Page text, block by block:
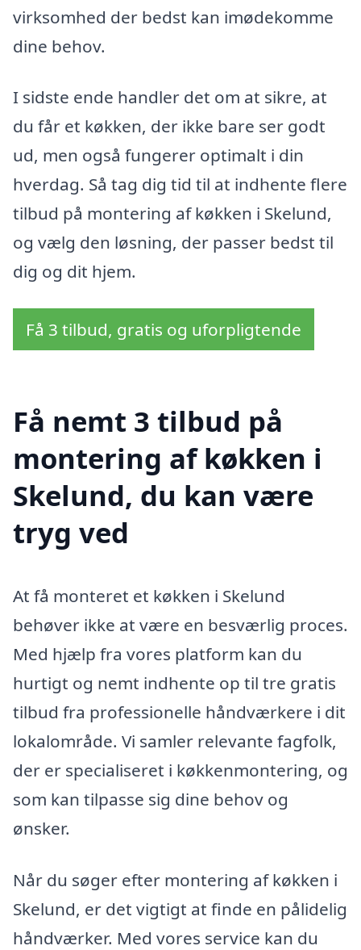
virksomhed der bedst kan imødekomme
dine behov.
I sidste ende handler det om at sikre, at
du får et køkken, der ikke bare ser godt
ud, men også fungerer optimalt i din
hverdag. Så tag dig tid til at indhente flere
tilbud på montering af køkken i Skelund,
og vælg den løsning, der passer bedst til
dig og dit hjem.
Få 3 tilbud, gratis og uforpligtende
Få nemt 3 tilbud på
montering af køkken i
Skelund, du kan være
tryg ved
At få monteret et køkken i Skelund
behøver ikke at være en besværlig proces.
Med hjælp fra vores platform kan du
hurtigt og nemt indhente op til tre gratis
tilbud fra professionelle håndværkere i dit
lokalområde. Vi samler relevante fagfolk,
der er specialiseret i køkkenmontering, og
som kan tilpasse sig dine behov og
ønsker.
Når du søger efter montering af køkken i
Skelund, er det vigtigt at finde en pålidelig
håndværker. Med vores service kan du